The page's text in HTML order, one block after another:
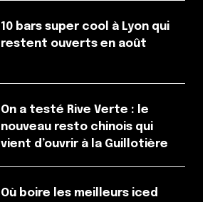
10 bars super cool à Lyon qui
restent ouverts en août
On a testé Rive Verte : le
nouveau resto chinois qui
vient d’ouvrir à la Guillotière
Où boire les meilleurs iced